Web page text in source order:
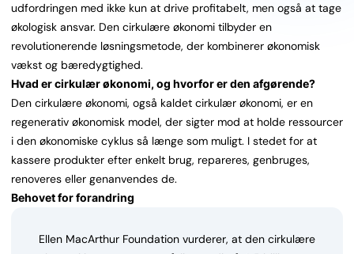
udfordringen med ikke kun at drive profitabelt, men også at tage
økologisk ansvar. Den cirkulære økonomi tilbyder en
revolutionerende løsningsmetode, der kombinerer økonomisk
vækst og bæredygtighed.
Hvad er cirkulær økonomi, og hvorfor er den afgørende?
Den cirkulære økonomi, også kaldet cirkulær økonomi, er en
regenerativ økonomisk model, der sigter mod at holde ressourcer
i den økonomiske cyklus så længe som muligt. I stedet for at
kassere produkter efter enkelt brug, repareres, genbruges,
renoveres eller genanvendes de.
Behovet for forandring
Ellen MacArthur Foundation vurderer, at den cirkulære